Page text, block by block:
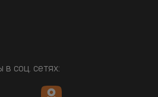
в соц. сетях: